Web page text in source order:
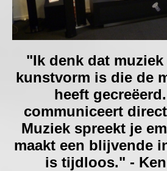
"Ik denk dat
kunstvorm is die de
heeft
communiceert
Muziek spreekt je
maakt een blijvende
is tijdloos." -